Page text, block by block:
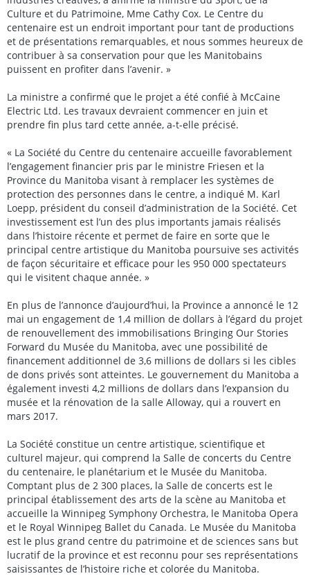
Culture et du Patrimoine, Mme Cathy Cox. Le Centre du
centenaire est un endroit important pour tant de productions
et de présentations remarquables, et nous sommes heureux de
contribuer à sa conservation pour que les Manitobains
puissent en profiter dans l’avenir. »
La ministre a confirmé que le projet a été confié à McCaine
Electric Ltd. Les travaux devraient commencer en juin et
prendre fin plus tard cette année, a-t-elle précisé.
« La Société du Centre du centenaire accueille favorablement
l’engagement financier pris par le ministre Friesen et la
Province du Manitoba visant à remplacer les systèmes de
protection des personnes dans le centre, a indiqué M. Karl
Loepp, président du conseil d’administration de la Société. Cet
investissement est l’un des plus importants jamais réalisés
dans l’histoire récente et permet de faire en sorte que le
principal centre artistique du Manitoba poursuive ses activités
de façon sécuritaire et efficace pour les 950 000 spectateurs
qui le visitent chaque année. »
En plus de l’annonce d’aujourd’hui, la Province a annoncé le 12
mai un engagement de 1,4 million de dollars à l’égard du projet
de renouvellement des immobilisations Bringing Our Stories
Forward du Musée du Manitoba, avec une possibilité de
financement additionnel de 3,6 millions de dollars si les cibles
de dons privés sont atteintes. Le gouvernement du Manitoba a
également investi 4,2 millions de dollars dans l’expansion du
musée et la rénovation de la salle Alloway, qui a rouvert en
mars 2017.
La Société constitue un centre artistique, scientifique et
culturel majeur, qui comprend la Salle de concerts du Centre
du centenaire, le planétarium et le Musée du Manitoba.
Comptant plus de 2 300 places, la Salle de concerts est le
principal établissement des arts de la scène au Manitoba et
accueille la Winnipeg Symphony Orchestra, le Manitoba Opera
et le Royal Winnipeg Ballet du Canada. Le Musée du Manitoba
est le plus grand centre du patrimoine et de sciences sans but
lucratif de la province et est reconnu pour ses représentations
saisissantes de l’histoire riche et colorée du Manitoba.